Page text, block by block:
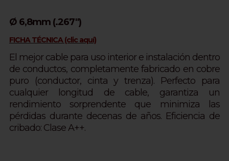
Ø 6,8mm (.267")
FICHA TÉCNICA (clic aquí)
El mejor cable para uso interior e instalación dentro
de conductos, completamente fabricado en cobre
puro (conductor, cinta y trenza). Perfecto para
cualquier longitud de cable, garantiza un
rendimiento sorprendente que minimiza las
pérdidas durante decenas de años. Eficiencia de
cribado: Clase A++.